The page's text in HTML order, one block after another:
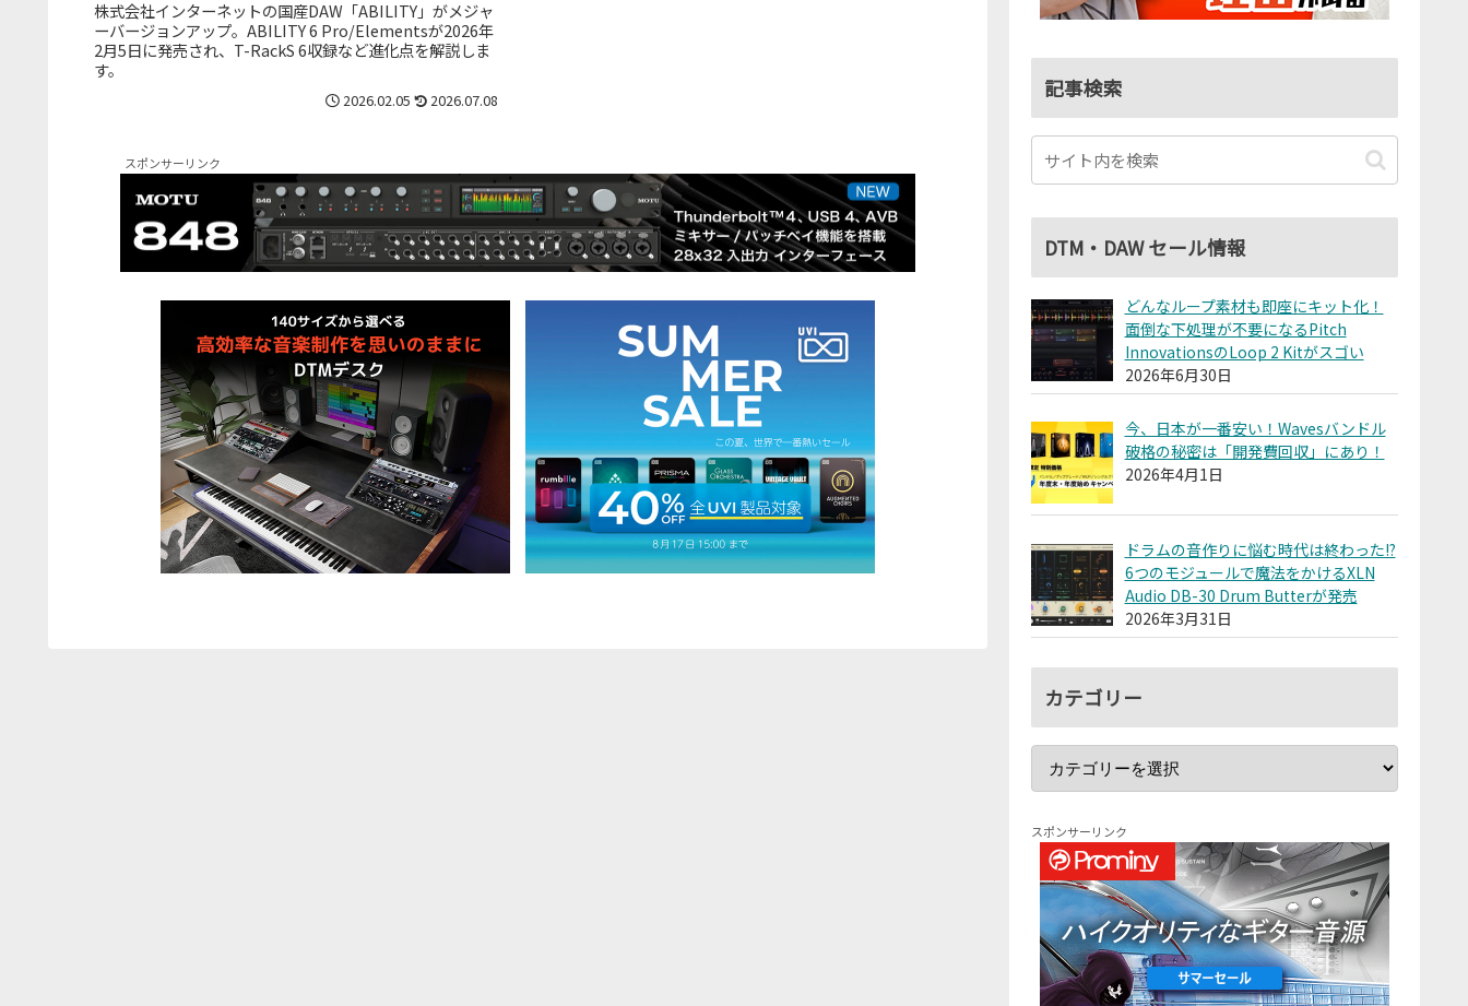
株式会社インターネットの国産DAW「ABILITY」がメジャ
ーバージョンアップ。ABILITY 6 Pro/Elementsが2026年
2月5日に発売され、T-RackS 6収録など進化点を解説しま
す。
2026.02.05 2026.07.08
スポンサーリンク
記事検索
DTM・DAW セール情報
どんなループ素材も即座にキット化！
面倒な下処理が不要になるPitch
InnovationsのLoop 2 Kitがスゴい
2026年6月30日
今、日本が一番安い！Wavesバンドル
破格の秘密は「開発費回収」にあり！
2026年4月1日
ドラムの音作りに悩む時代は終わった!?
6つのモジュールで魔法をかけるXLN
Audio DB-30 Drum Butterが発売
2026年3月31日
カテゴリー
スポンサーリンク